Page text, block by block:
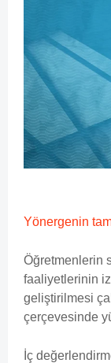
Yönergenin
Öğretmenlerin
faaliyetlerinin
geliştirilmesi
çerçevesinde
İç